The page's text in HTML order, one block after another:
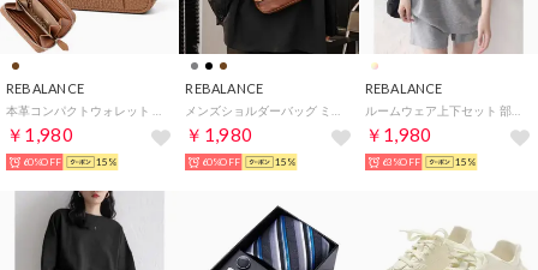
REBALANCE
￥1,980
60%OFF 15%
REBALANCE
￥1,980
60%OFF 15%
REBALANCE
ルームウェア上下セット 部屋着 セットアップ （B）
￥1,980
63%OFF 15%